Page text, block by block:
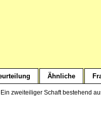
Ähnliche
zweiteiliger Schaft bestehend